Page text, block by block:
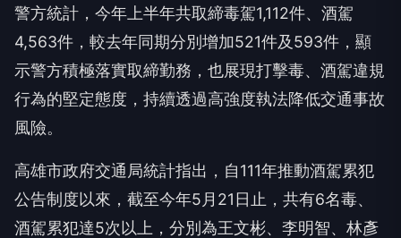
警方統計，今年上半年共取締毒駕1,112件、酒駕
4,563件，較去年同期分別增加521件及593件，顯
示警方積極落實取締勤務，也展現打擊毒、酒駕違規
行為的堅定態度，持續透過高強度執法降低交通事故
風險。
高雄市政府交通局統計指出，自111年推動酒駕累犯
公告制度以來，截至今年5月21日止，共有6名毒、
酒駕累犯達5次以上，分別為王文彬、李明智、林彥